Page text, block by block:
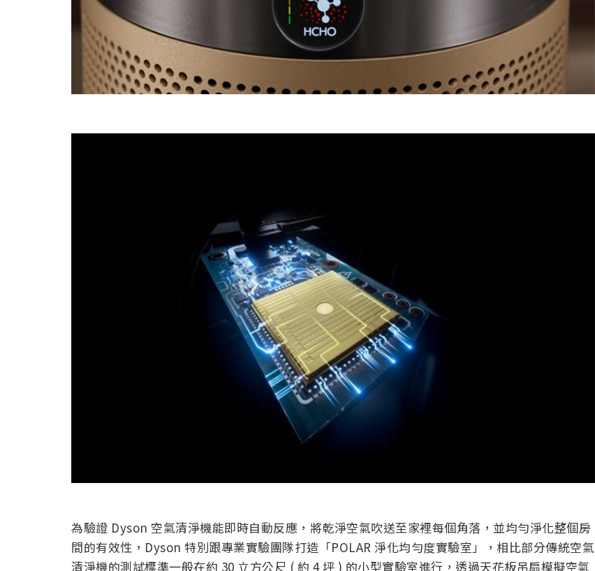
為驗證 Dyson 空氣清淨機能即時自動反應，將乾淨空氣吹送至家裡每個角落，並均勻淨化整個房
間的有效性，Dyson 特別跟專業實驗團隊打造「POLAR 淨化均勻度實驗室」，相比部分傳統空氣
清淨機的測試標準一般在約 30 立方公尺 ( 約 4 坪 ) 的小型實驗室進行，透過天花板吊扇模擬空氣